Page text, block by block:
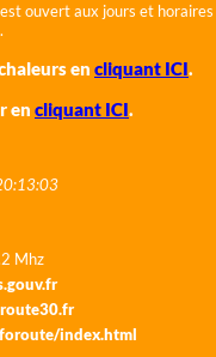
ouvert aux jours et
en cliquant ICI.
en cliquant ICI.
Mhz
index.html